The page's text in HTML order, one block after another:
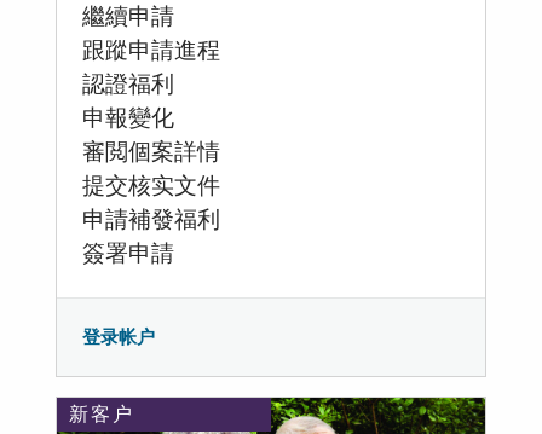
繼續申請
跟蹤申請進程
認證福利
申報變化
審閲個案詳情
提交核实文件
申請補發福利
簽署申請
登录帐户
新客户